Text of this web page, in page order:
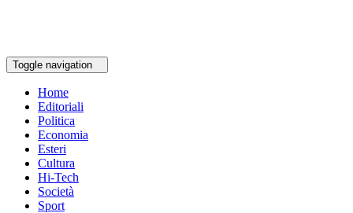
Toggle navigation
Home
Editoriali
Politica
Economia
Esteri
Cultura
Hi-Tech
Società
Sport